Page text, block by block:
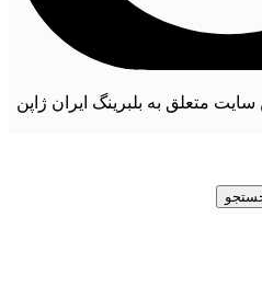
متعلق به بلبرینگ ایران ژاپن